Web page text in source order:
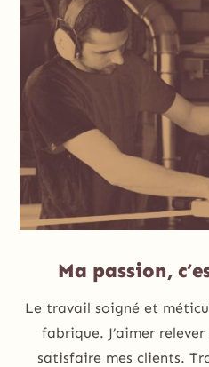
Ma passion,
Le travail soigné et
fabrique. J’aimer
satisfaire mes clients.